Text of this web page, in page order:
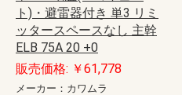
ト)・避雷器付き 単3 リミ
ッタースペースなし 主幹
ELB 75A 20 +0
販売価格: ￥61,778
メーカー：カワムラ